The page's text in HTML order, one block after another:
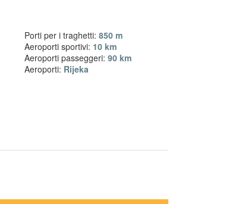
Porti per i traghetti:850 m
Aeroporti sportivi: 10 km
Aeroporti passeggeri:90 km
Aeroporti: Rijeka